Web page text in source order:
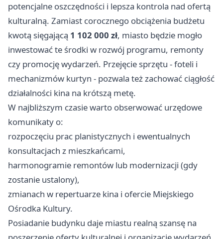
potencjalne oszczędności i lepsza kontrola nad ofertą
kulturalną. Zamiast corocznego obciążenia budżetu
kwotą sięgającą 1 102 000 zł, miasto będzie mogło
inwestować te środki w rozwój programu, remonty
czy promocję wydarzeń. Przejęcie sprzętu - foteli i
mechanizmów kurtyn - pozwala też zachować ciągłość
działalności kina na krótszą metę.
W najbliższym czasie warto obserwować urzędowe
komunikaty o:
rozpoczęciu prac planistycznych i ewentualnych
konsultacjach z mieszkańcami,
harmonogramie remontów lub modernizacji (gdy
zostanie ustalony),
zmianach w repertuarze kina i ofercie Miejskiego
Ośrodka Kultury.
Posiadanie budynku daje miastu realną szansę na